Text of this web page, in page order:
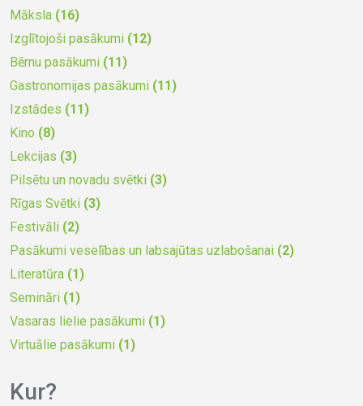
Māksla (16)
Izglītojoši pasākumi (12)
Bērnu pasākumi (11)
Gastronomijas pasākumi (11)
Izstādes (11)
Kino (8)
Lekcijas (3)
Pilsētu un novadu svētki (3)
Rīgas Svētki (3)
Festivāli (2)
Pasākumi veselības un labsajūtas uzlabošanai (2)
Literatūra (1)
Semināri (1)
Vasaras lielie pasākumi (1)
Virtuālie pasākumi (1)
Kur?